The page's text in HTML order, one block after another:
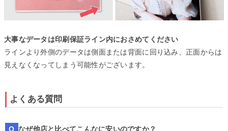
大事なデータは印刷保証ライン内におさめてください
ラインより外側のデータは側面または背面に回り込み、正面からは
見えなくなってしまう可能性がございます。
よくある質問
Q なぜ他店と比べてこんなに安いのですか？